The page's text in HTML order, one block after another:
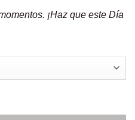
¡Haz que este Día